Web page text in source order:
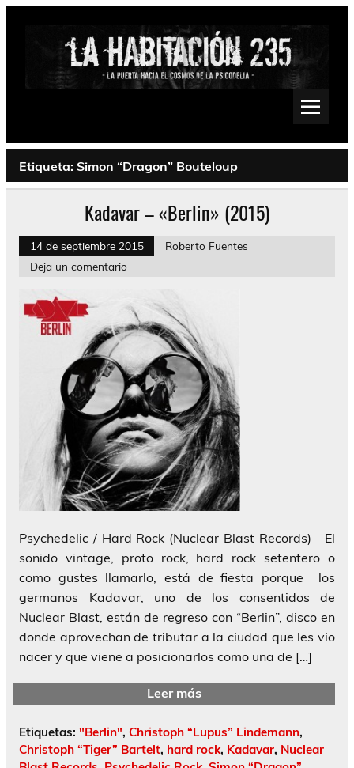
Saltar
Psychedelic, Stoner, Doom, Sludge, Fuzz, Space, Drone
Etiqueta: Simon “Dragon” Bouteloup
Kadavar – «Berlin» (2015)
14 de septiembre 2015
Roberto Fuentes
Deja un comentario
Psychedelic / Hard Rock (Nuclear Blast Records) El
sonido vintage, proto rock, hard rock setentero o
como gustes llamarlo, está de fiesta porque los
germanos Kadavar, uno de los consentidos de
Nuclear Blast, están de regreso con “Berlin”, disco en
donde aprovechan de tributar a la ciudad que les vio
nacer y que viene a posicionarlos como una de […]
Leer más
Etiquetas: "Berlin", Christoph “Lupus” Lindemann,
Christoph “Tiger” Bartelt, hard rock, Kadavar, Nuclear